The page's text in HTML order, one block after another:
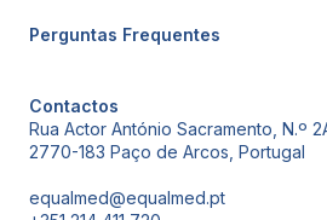
Perguntas Frequentes
Contactos
Rua Actor António Sacramento, N.º
2770-183 Paço de Arcos, Portugal
equalmed@equalmed.pt